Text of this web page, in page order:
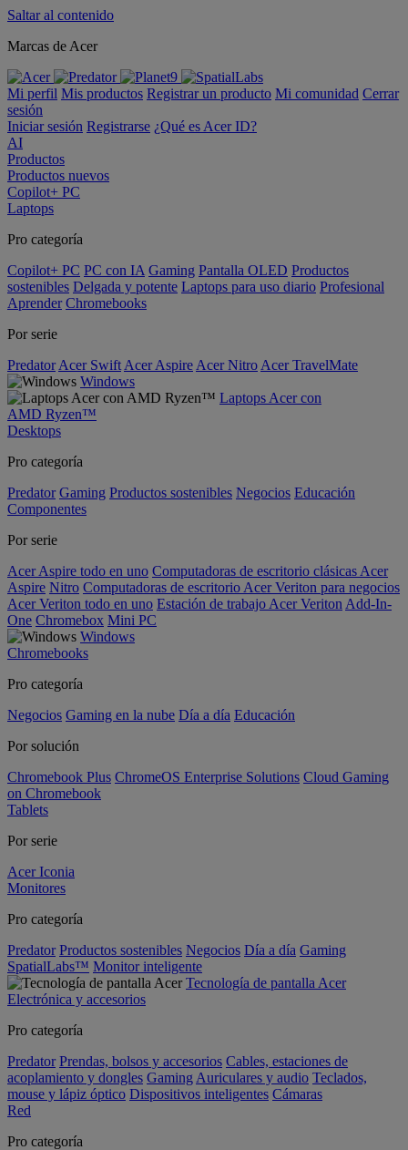
Saltar al contenido
Marcas de Acer
Mi perfil Mis productos Registrar un producto Mi comunidad Cerrar
sesión
Iniciar sesión Registrarse ¿Qué es Acer ID?
AI
Productos
Productos nuevos
Copilot+ PC
Laptops
Pro categoría
Copilot+ PC PC con IA Gaming Pantalla OLED Productos
sostenibles Delgada y potente Laptops para uso diario Profesional
Aprender Chromebooks
Por serie
Predator Acer Swift Acer Aspire Acer Nitro Acer TravelMate
Windows
Laptops Acer con
AMD Ryzen™
Desktops
Pro categoría
Predator Gaming Productos sostenibles Negocios Educación
Componentes
Por serie
Acer Aspire todo en uno Computadoras de escritorio clásicas Acer
Aspire Nitro Computadoras de escritorio Acer Veriton para negocios
Acer Veriton todo en uno Estación de trabajo Acer Veriton Add-In-
One Chromebox Mini PC
Windows
Chromebooks
Pro categoría
Negocios Gaming en la nube Día a día Educación
Por solución
Chromebook Plus ChromeOS Enterprise Solutions Cloud Gaming
on Chromebook
Tablets
Por serie
Acer Iconia
Monitores
Pro categoría
Predator Productos sostenibles Negocios Día a día Gaming
SpatialLabs™ Monitor inteligente
Tecnología de pantalla Acer
Electrónica y accesorios
Pro categoría
Predator Prendas, bolsos y accesorios Cables, estaciones de
acoplamiento y dongles Gaming Auriculares y audio Teclados,
mouse y lápiz óptico Dispositivos inteligentes Cámaras
Red
Pro categoría